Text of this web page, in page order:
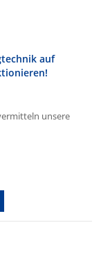
auf
unsere